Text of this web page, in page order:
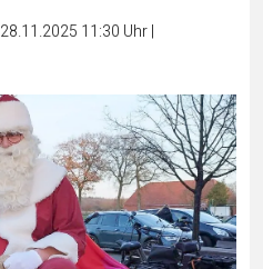
28.11.2025 11:30 Uhr|